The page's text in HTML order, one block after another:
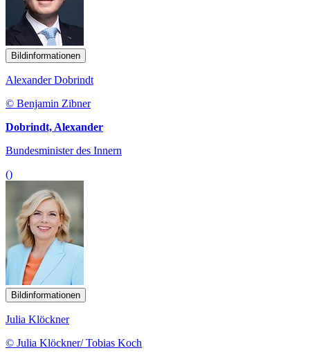
Bildinformationen
Alexander Dobrindt
© Benjamin Zibner
Dobrindt, Alexander
Bundesminister des Innern
()
Bildinformationen
Julia Klöckner
© Julia Klöckner/ Tobias Koch